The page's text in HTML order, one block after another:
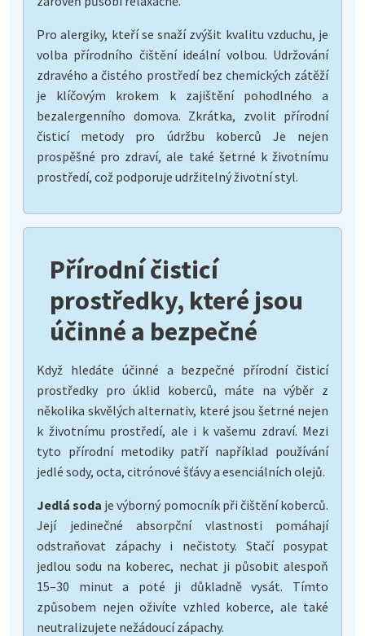
Pro alergiky, kteří se snaží zvýšit kvalitu vzduchu, je
volba přírodního čištění ideální volbou. Udržování
zdravého a čistého prostředí bez chemických zátěží
je klíčovým krokem k zajištění pohodlného a
bezalergenního domova. Zkrátka, zvolit přírodní
čisticí metody pro údržbu koberců Je nejen
prospěšné pro zdraví, ale také šetrné k životnímu
prostředí, což podporuje udržitelný životní styl.
Přírodní čisticí
prostředky, které jsou
účinné a bezpečné
Když hledáte účinné a bezpečné přírodní čisticí
prostředky pro úklid koberců, máte na výběr z
několika skvělých alternativ, které jsou šetrné nejen
k životnímu prostředí, ale i k vašemu zdraví. Mezi
tyto přírodní metodiky patří například používání
jedlé sody, octa, citrónové šťávy a esenciálních olejů.
Jedlá soda je výborný pomocník při čištění koberců.
Její jedinečné absorpční vlastnosti pomáhají
odstraňovat zápachy i nečistoty. Stačí posypat
jedlou sodu na koberec, nechat ji působit alespoň
15–30 minut a poté ji důkladně vysát. Tímto
způsobem nejen oživíte vzhled koberce, ale také
neutralizujete nežádoucí zápachy.